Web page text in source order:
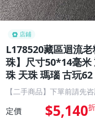
店鋪
L178520藏區迴流
珠】尺寸50*14毫米
珠 天珠 瑪瑙 古玩62
【二手商品】下單前請先
定價 $5,140